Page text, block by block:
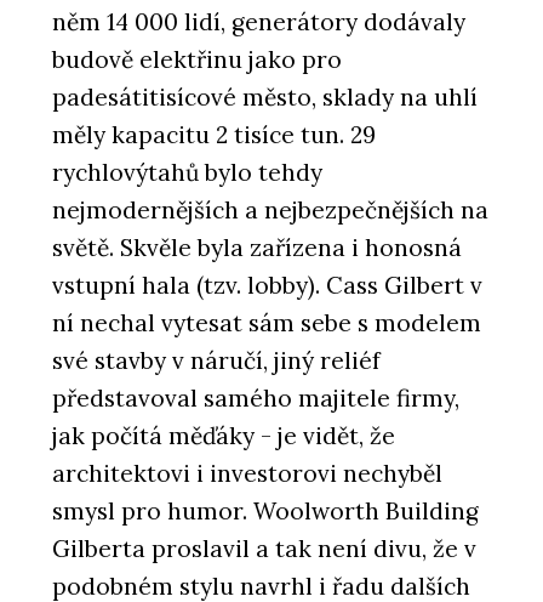
něm 14 000 lidí, generátory dodávaly
budově elektřinu jako pro
padesátitisícové město, sklady na uhlí
měly kapacitu 2 tisíce tun. 29
rychlovýtahů bylo tehdy
nejmodernějších a nejbezpečnějších na
světě. Skvěle byla zařízena i honosná
vstupní hala (tzv. lobby). Cass Gilbert v
ní nechal vytesat sám sebe s modelem
své stavby v náručí, jiný reliéf
představoval samého majitele firmy,
jak počítá měďáky - je vidět, že
architektovi i investorovi nechyběl
smysl pro humor. Woolworth Building
Gilberta proslavil a tak není divu, že v
podobném stylu navrhl i řadu dalších